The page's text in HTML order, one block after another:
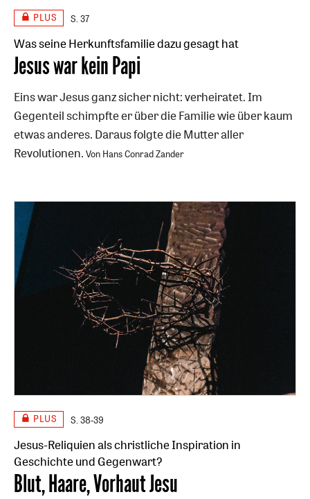
PLUS S. 37
Was seine Herkunftsfamilie dazu gesagt hat
:
Jesus war kein Papi
Eins war Jesus ganz sicher nicht: verheiratet. Im
Gegenteil schimpfte er über die Familie wie über kaum
etwas anderes. Daraus folgte die Mutter aller
Revolutionen. Von Hans Conrad Zander
PLUS S. 38-39
Jesus-Reliquien als christliche Inspiration in
Geschichte und Gegenwart?
:
Blut, Haare, Vorhaut Jesu